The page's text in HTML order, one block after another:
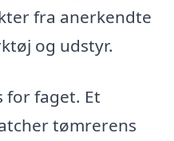
fra anerkendte
og udstyr.
for faget. Et
tømrerens